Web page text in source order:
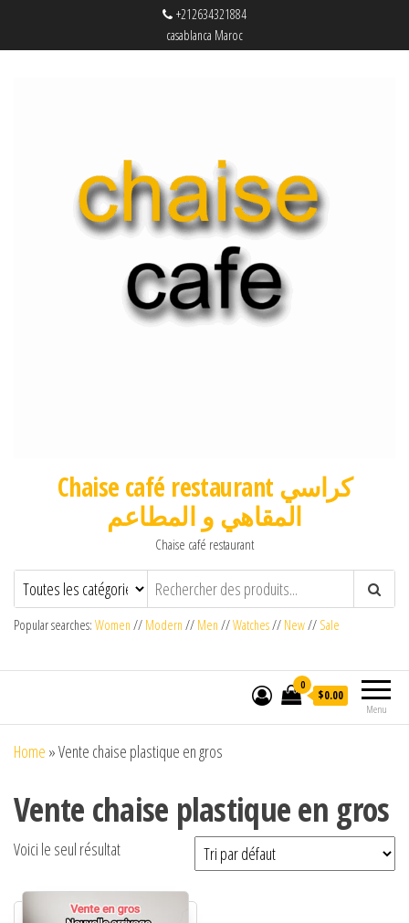
+212634321884
casablanca Maroc
Chaise café restaurant كراسي
المقاهي و المطاعم
Chaise café restaurant
Popular searches: Women // Modern // Men //Watches// New// Sale
Menu
0
$0.00
Home »Vente chaise plastique en gros
Vente chaise plastique en gros
Voici le seul résultat